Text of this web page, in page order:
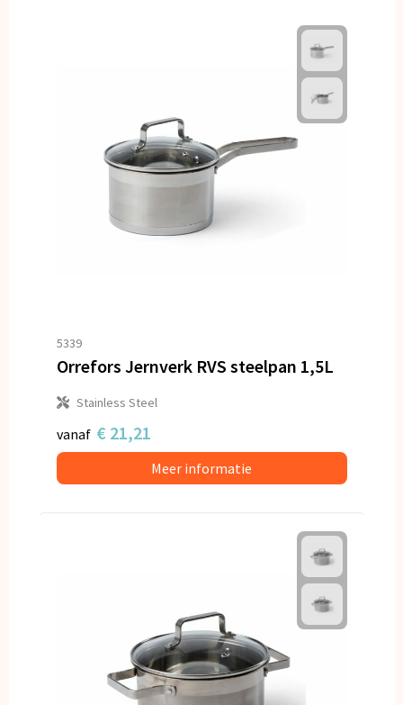
5339
Orrefors Jernverk RVS steelpan 1,5L
Stainless Steel
vanaf € 21,21
Meer informatie